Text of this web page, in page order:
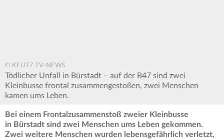
© KEUTZ TV-NEWS
Tödlicher Unfall in Bürstadt – auf der B47 sind zwei
Kleinbusse frontal zusammengestoßen, zwei Menschen
kamen ums Leben.
Bei einem Frontalzusammenstoß zweier Kleinbusse
in Bürstadt sind zwei Menschen ums Leben gekommen.
Zwei weitere Menschen wurden lebensgefährlich verletzt,